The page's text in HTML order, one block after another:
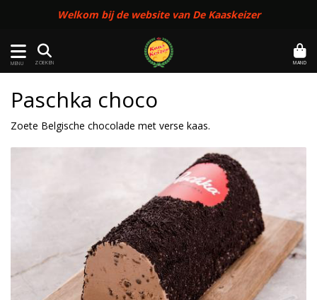
Welkom bij de website van De Kaaskeizer
MENU ZOEKEN MAND
Paschka choco
Zoete Belgische chocolade met verse kaas.